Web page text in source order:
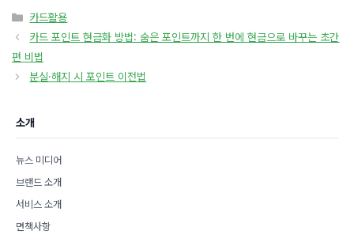
카
테
리
카드활용
카드 포인트 현금화 방법: 숨은 포인트까지 한 번에 현금으로 바꾸는 초간
편 비법
분실·해지 시 포인트 이전법
소개
뉴스 미디어
브랜드 소개
서비스 소개
면책사항